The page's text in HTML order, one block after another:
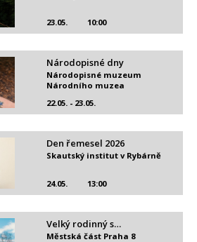
23.05. 10:00
Národopisné dny
22.05. - 23.05.
Národopisné muzeum
Národního muzea
Den řemesel 2026
24.05. 13:00
Skautský institut v Rybárně
Velký rodinný s…
Městská část Praha 8